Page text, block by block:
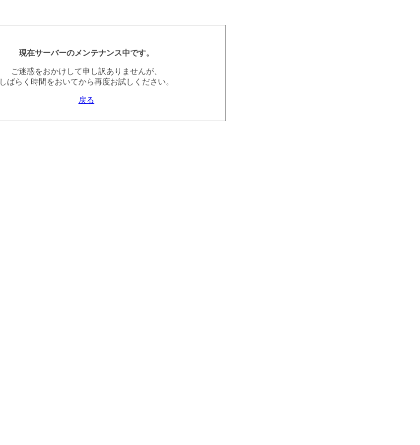
現在サーバーのメンテナンス中です。
ご迷惑をおかけして申し訳ありませんが、
しばらく時間をおいてから再度お試しください。
戻る